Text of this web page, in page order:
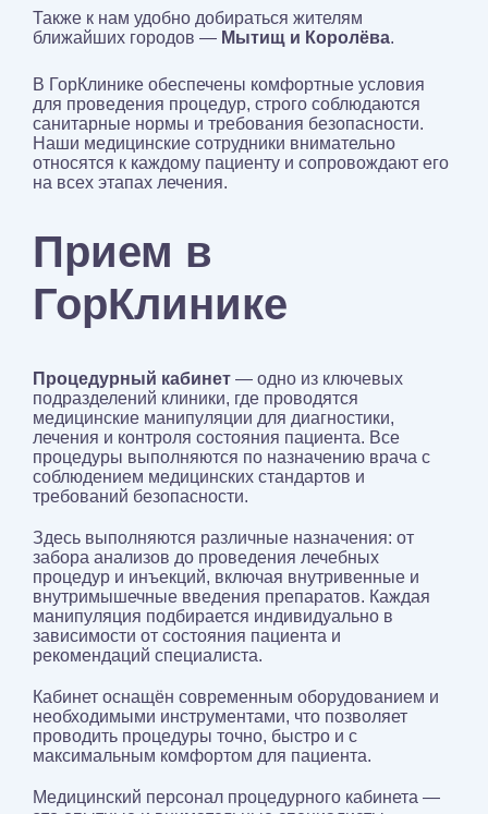
Также к нам удобно добираться жителям
ближайших городов — Мытищ и Королёва.
В ГорКлинике обеспечены комфортные условия
для проведения процедур, строго соблюдаются
санитарные нормы и требования безопасности.
Наши медицинские сотрудники внимательно
относятся к каждому пациенту и сопровождают его
на всех этапах лечения.
Прием в
ГорКлинике
Процедурный кабинет — одно из ключевых
подразделений клиники, где проводятся
медицинские манипуляции для диагностики,
лечения и контроля состояния пациента. Все
процедуры выполняются по назначению врача с
соблюдением медицинских стандартов и
требований безопасности.
Здесь выполняются различные назначения: от
забора анализов до проведения лечебных
процедур и инъекций, включая внутривенные и
внутримышечные введения препаратов. Каждая
манипуляция подбирается индивидуально в
зависимости от состояния пациента и
рекомендаций специалиста.
Кабинет оснащён современным оборудованием и
необходимыми инструментами, что позволяет
проводить процедуры точно, быстро и с
максимальным комфортом для пациента.
Медицинский персонал процедурного кабинета —